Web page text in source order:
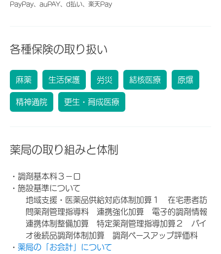
PayPay、auPAY、d払い、楽天Pay
各種保険の取り扱い
麻薬 生活保護 労災 結核医療 原爆
精神通院 更生・育成医療
薬局の取り組みと体制
・調剤基本料３－ロ
・施設基準について
地域支援・医薬品供給対応体制加算１ 在宅患者訪
問薬剤管理指導料 連携強化加算 電子的調剤情報
連携体制整備加算 特定薬剤管理指導加算２ バイ
オ後続品調剤体制加算 調剤ベースアップ評価料
・ 薬局の「お会計」について